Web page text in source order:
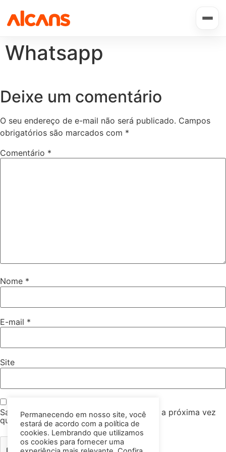
Whatsapp
Deixe um comentário
O seu endereço de e-mail não será publicado. Campos
obrigatórios são marcados com *
Comentário *
Nome *
E-mail *
Site
Salvar meus dados neste navegador para a próxima vez
que eu comentar.
Permanecendo em nosso site, você
estará de acordo com a política de
cookies. Lembrando que utilizamos
os cookies para fornecer uma